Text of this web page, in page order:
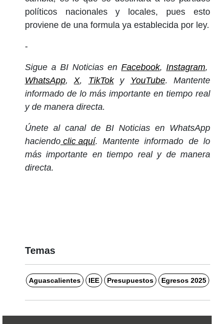
políticos nacionales y locales, pues esto
proviene de una formula ya establecida por ley.
-
Sigue a BI Noticias en Facebook, Instagram,
WhatsApp,X, TikToky YouTube. Mantente
informado de lo más importante en tiempo real
y de manera directa.
Únete al canal de BI Noticias en WhatsApp
haciendoclic aquí. Mantente informado de lo
más importante en tiempo real y de manera
directa.
Temas
Aguascalientes IEE Presupuestos Egresos 2025